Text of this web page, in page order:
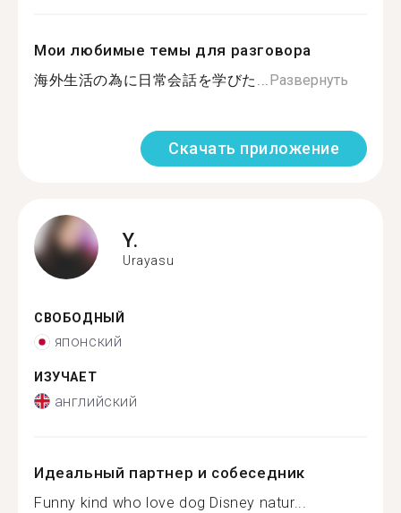
Мои любимые темы для разговора
海外生活の為に日常会話を学びた... Развернуть
Скачать приложение
Y.
Urayasu
СВОБОДНЫЙ
японский
ИЗУЧАЕТ
английский
Идеальный партнер и собеседник
Funny kind who love dog Disney natur...